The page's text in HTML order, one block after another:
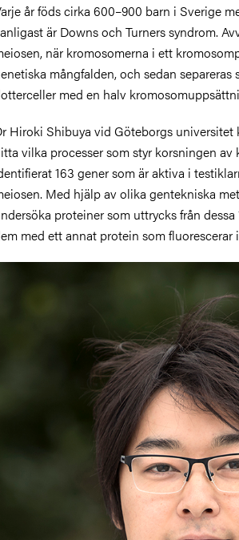
år föds cirka 600–900 barn i Sverige
är Downs och Turners syndrom.
när kromosomerna i ett
mångfalden, och sedan separeras
med en halv
Hiroki Shibuya vid Göteborgs universitet
vilka processer som styr korsningen av
163 gener som är aktiva i
Med hjälp av olika gentekniska
proteiner som uttrycks från
med ett annat protein som fluorescerar